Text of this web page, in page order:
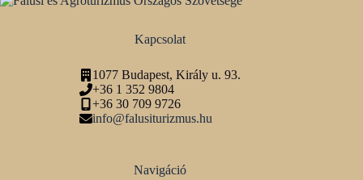
Kapcsolat
1077 Budapest, Király u. 93.
+36 1 352 9804
+36 30 709 9726
info@falusiturizmus.hu
Navigáció